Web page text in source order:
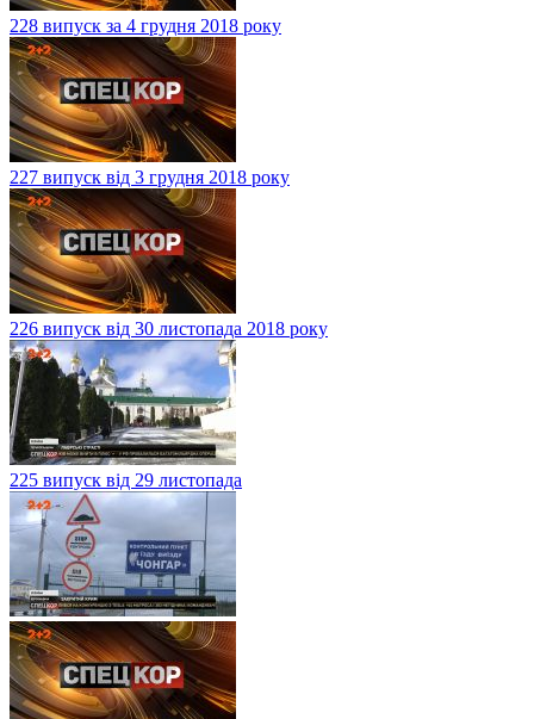
228 випуск за 4 грудня 2018 року
227 випуск від 3 грудня 2018 року
226 випуск від 30 листопада 2018 року
225 випуск від 29 листопада